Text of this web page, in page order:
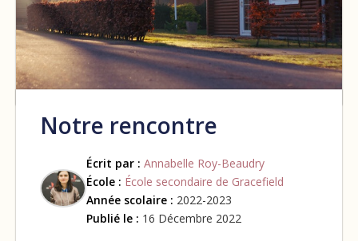
Notre rencontre
Écrit par : Annabelle Roy-Beaudry
École : École secondaire de Gracefield
Année scolaire : 2022-2023
Publié le : 16 Décembre 2022